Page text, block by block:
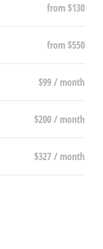
from $130
from $550
$99 / month
$200 / month
$327 / month